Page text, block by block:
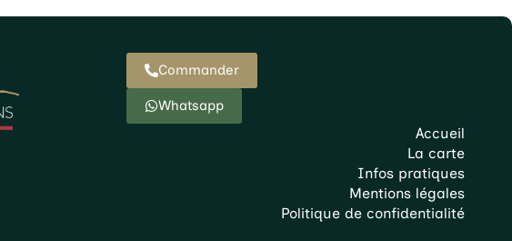
Commander
Whatsapp
Accueil
La carte
Infos pratiques
Mentions légales
Politique de confidentialité